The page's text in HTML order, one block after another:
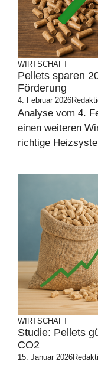
WIRTSCHAFT
Pellets sparen
Förderung
4. Februar 2026
Analyse vom 4.
einen weiteren
richtige
WIRTSCHAFT
Studie: Pellets
CO2
15. Januar 2026